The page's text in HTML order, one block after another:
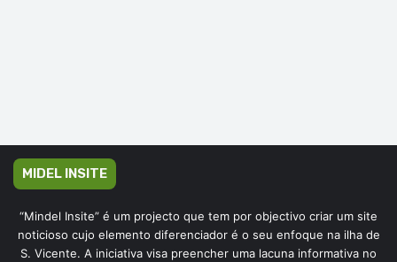
MIDEL INSITE
“Mindel Insite” é um projecto que tem por objectivo criar um site
noticioso cujo elemento diferenciador é o seu enfoque na ilha de
S. Vicente. A iniciativa visa preencher uma lacuna informativa no